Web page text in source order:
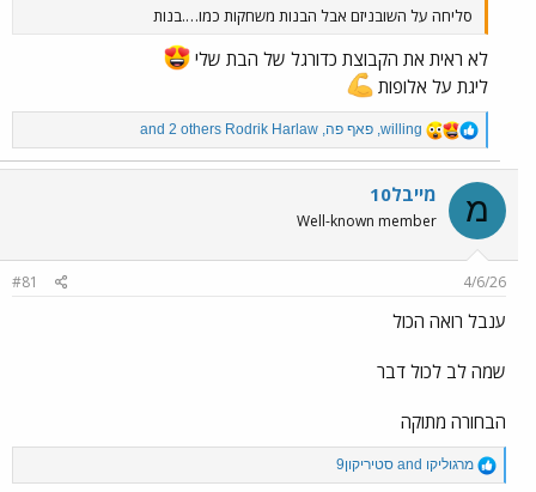
סליחה על השובניזם אבל הבנות משחקות כמו….בנות
לא ראית את הקבוצת כדורגל של הבת שלי
ליגת על אלופות
R
e
a
i
n
willing פאף פה Rodrik Harlaw
מ מייבל10
Well-known member
4/6/26
#81
ענבל רואה הכול
שמה לב לכול דבר
הבחורה מתוקה
R
e
מרגוליקו סטיריקון9